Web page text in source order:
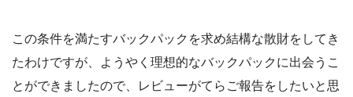
この条件を満たすバックパックを求め結構な散財をしてき
たわけですが、ようやく理想的なバックパックに出会うこ
とができましたので、レビューがてらご報告をしたいと思